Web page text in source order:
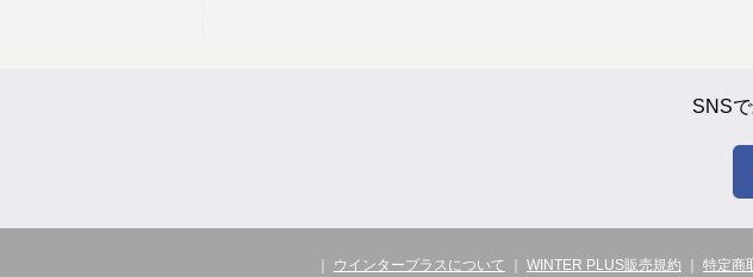
SNS
ウインタープラスについて WINTER PLUS販売規約 特定商